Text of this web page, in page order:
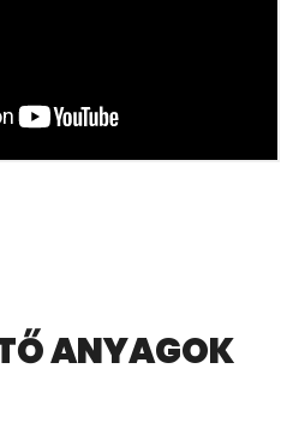
ANYAGOK